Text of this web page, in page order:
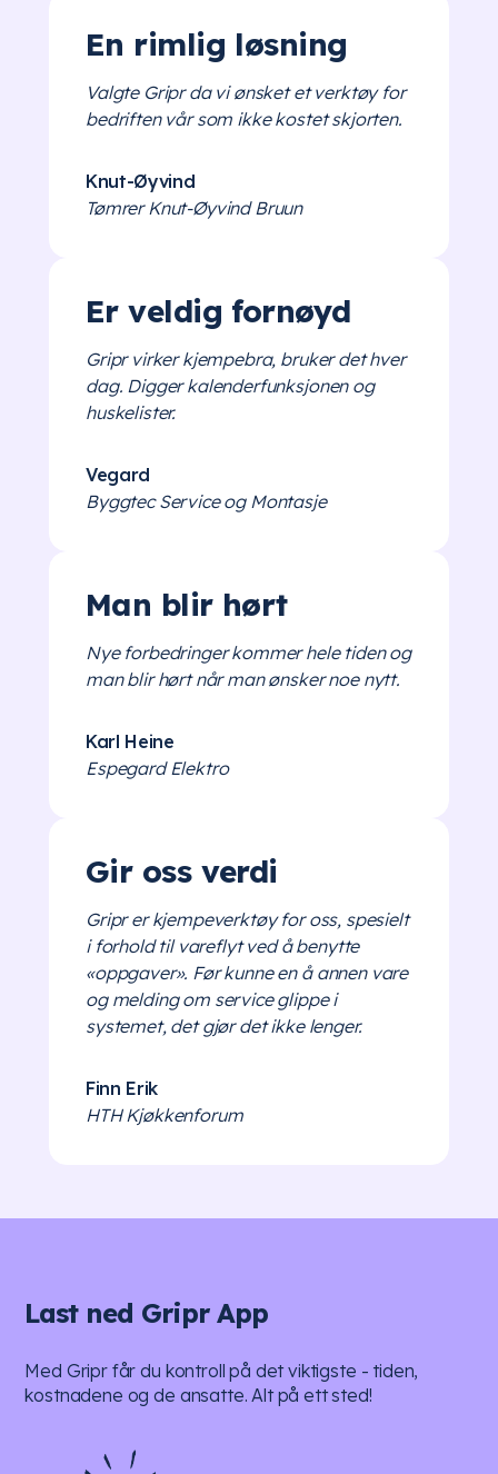
En rimlig løsning
Valgte Gripr da vi ønsket et verktøy for
bedriften vår som ikke kostet skjorten.
Knut-Øyvind
Tømrer Knut-Øyvind Bruun
Er veldig fornøyd
Gripr virker kjempebra, bruker det hver
dag. Digger kalenderfunksjonen og
huskelister.
Vegard
Byggtec Service og Montasje
Man blir hørt
Nye forbedringer kommer hele tiden og
man blir hørt når man ønsker noe nytt.
Karl Heine
Espegard Elektro
Gir oss verdi
Gripr er kjempeverktøy for oss, spesielt
i forhold til vareflyt ved å benytte
«oppgaver». Før kunne en å annen vare
og melding om service glippe i
systemet, det gjør det ikke lenger.
Finn Erik
HTH Kjøkkenforum
Last ned Gripr App
Med Gripr får du kontroll på det viktigste - tiden,
kostnadene og de ansatte. Alt på ett sted!